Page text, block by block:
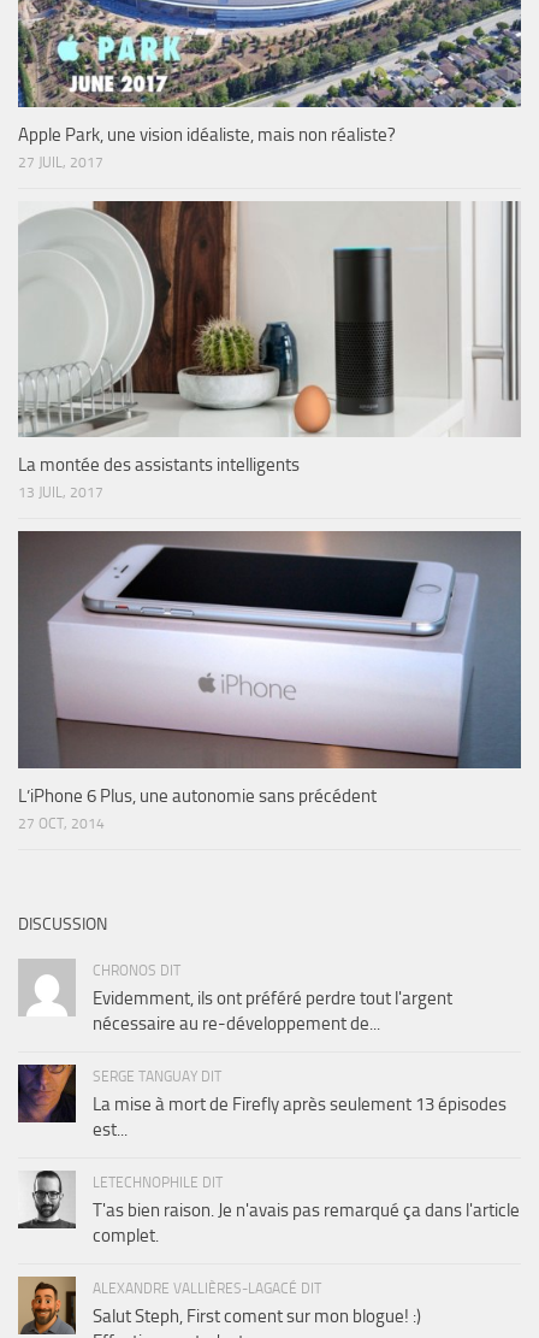
Apple Park, une vision idéaliste, mais non réaliste?
27 JUIL, 2017
La montée des assistants intelligents
13 JUIL, 2017
L’iPhone 6 Plus, une autonomie sans précédent
27 OCT, 2014
DISCUSSION
CHRONOS DIT
Evidemment, ils ont préféré perdre tout l'argent
nécessaire au re-développement de...
SERGE TANGUAY DIT
La mise à mort de Firefly après seulement 13 épisodes
est...
LETECHNOPHILE DIT
T'as bien raison. Je n'avais pas remarqué ça dans l'article
complet.
ALEXANDRE VALLIÈRES-LAGACÉ DIT
Salut Steph, First coment sur mon blogue! :)